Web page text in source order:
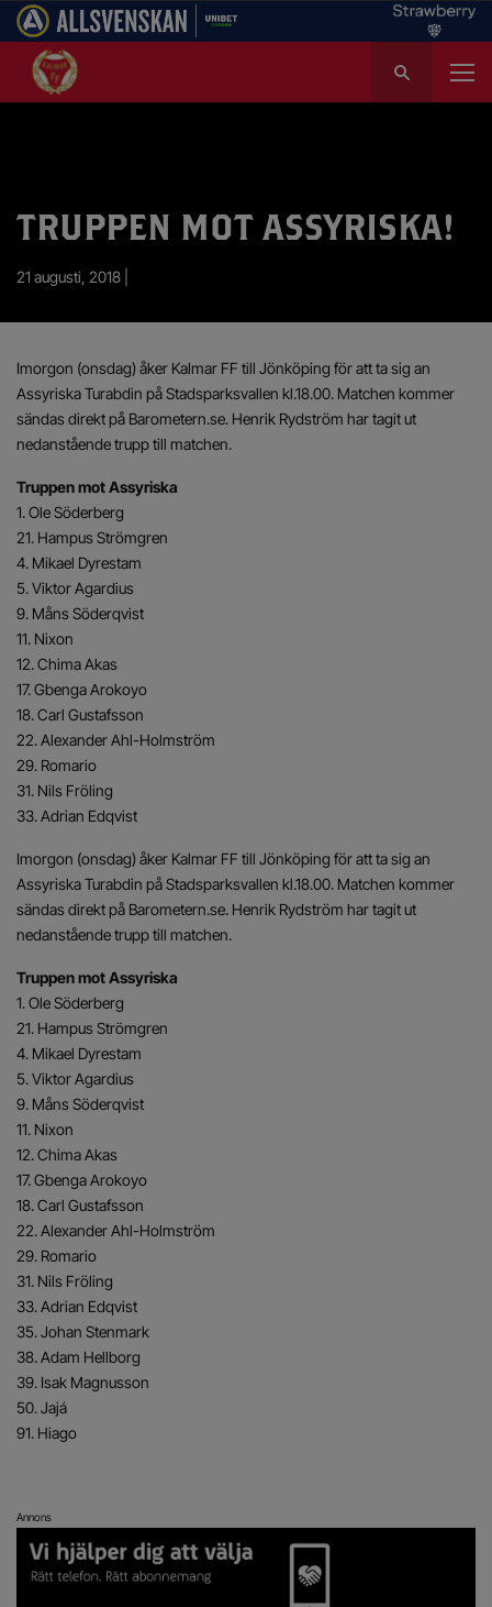
k
r
TRUPPEN MOT ASSYRISKA!
21 augusti, 2018 |
Imorgon (onsdag) åker Kalmar FF till Jönköping för att ta sig an
Assyriska Turabdin på Stadsparksvallen kl.18.00. Matchen kommer
sändas direkt på Barometern.se. Henrik Rydström har tagit ut
nedanstående trupp till matchen.
Truppen mot Assyriska
1. Ole Söderberg
21. Hampus Strömgren
4. Mikael Dyrestam
5. Viktor Agardius
9. Måns Söderqvist
11. Nixon
12. Chima Akas
17. Gbenga Arokoyo
18. Carl Gustafsson
22. Alexander Ahl-Holmström
29. Romario
31. Nils Fröling
33. Adrian Edqvist
Imorgon (onsdag) åker Kalmar FF till Jönköping för att ta sig an
Assyriska Turabdin på Stadsparksvallen kl.18.00. Matchen kommer
sändas direkt på Barometern.se. Henrik Rydström har tagit ut
nedanstående trupp till matchen.
Truppen mot Assyriska
1. Ole Söderberg
21. Hampus Strömgren
4. Mikael Dyrestam
5. Viktor Agardius
9. Måns Söderqvist
11. Nixon
12. Chima Akas
17. Gbenga Arokoyo
18. Carl Gustafsson
22. Alexander Ahl-Holmström
29. Romario
31. Nils Fröling
33. Adrian Edqvist
35. Johan Stenmark
38. Adam Hellborg
39. Isak Magnusson
50. Jajá
91. Hiago
Annons